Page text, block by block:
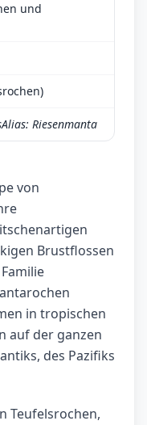
und
Riesenmanta
von
Brustflossen
in tropischen
auf der ganzen
des Pazifiks
Teufelsrochen,